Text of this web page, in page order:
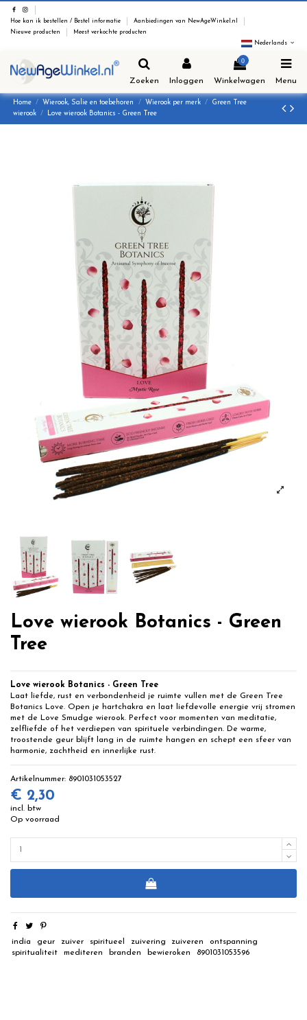
Hoe kan ik bestellen / Bestel informatie
Aanbiedingen van NewAgeWinkel.nl
Nieuwe producten
Meest verkochte producten
Nederlands
Zoeken Inloggen
0
Winkelwagen Menu
Home Wierook, Salie en toebehoren Wierook per merk
Green Tree
wierook
Love wierook Botanics - Green Tree
Love wierook Botanics - Green
Tree
Love wierook Botanics - Green Tree
Laat liefde, rust en verbondenheid je ruimte vullen met de Green Tree
Botanics Love. Open je hartchakra en laat liefdevolle energie vrij stromen
met de Love Smudge wierook. Perfect voor momenten van meditatie,
zelfliefde of het verdiepen van spirituele verbindingen. De warme,
troostende geur blijft lang in de ruimte hangen en schept een sfeer van
harmonie, zachtheid en innerlijke rust.
Artikelnummer: 8901031053527
€ 2,30
incl. btw
Op voorraad
india geur zuiver spiritueel zuivering zuiveren
ontspanning
spiritualiteit
mediteren branden bewieroken 8901031053596